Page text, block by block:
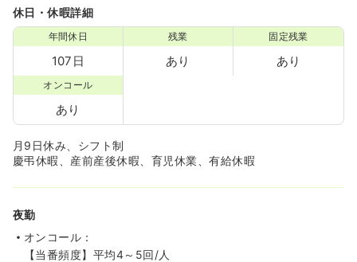
休日・休暇詳細
年間休日
107日
残業
あり
固定残業
あり
オンコール
あり
月9日休み、シフト制
慶弔休暇、産前産後休暇、育児休業、有給休暇
夜勤
オンコール：
【当番頻度】平均4～5回/人